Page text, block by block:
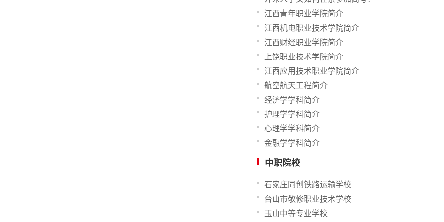
江西青年职业学院简介
江西机电职业技术学院简介
江西财经职业学院简介
上饶职业技术学院简介
江西应用技术职业学院简介
航空航天工程简介
经济学学科简介
护理学学科简介
心理学学科简介
金融学学科简介
中职院校
石家庄同创铁路运输学校
台山市敬修职业技术学校
玉山中等专业学校